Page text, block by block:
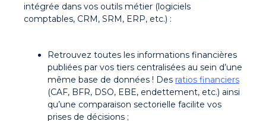
intégrée dans vos outils métier (logiciels
comptables, CRM, SRM, ERP, etc.) :
Retrouvez toutes les informations financières
publiées par vos tiers centralisées au sein d’une
même base de données ! Des ratios financiers
(CAF, BFR, DSO, EBE, endettement, etc.) ainsi
qu’une comparaison sectorielle facilite vos
prises de décisions ;